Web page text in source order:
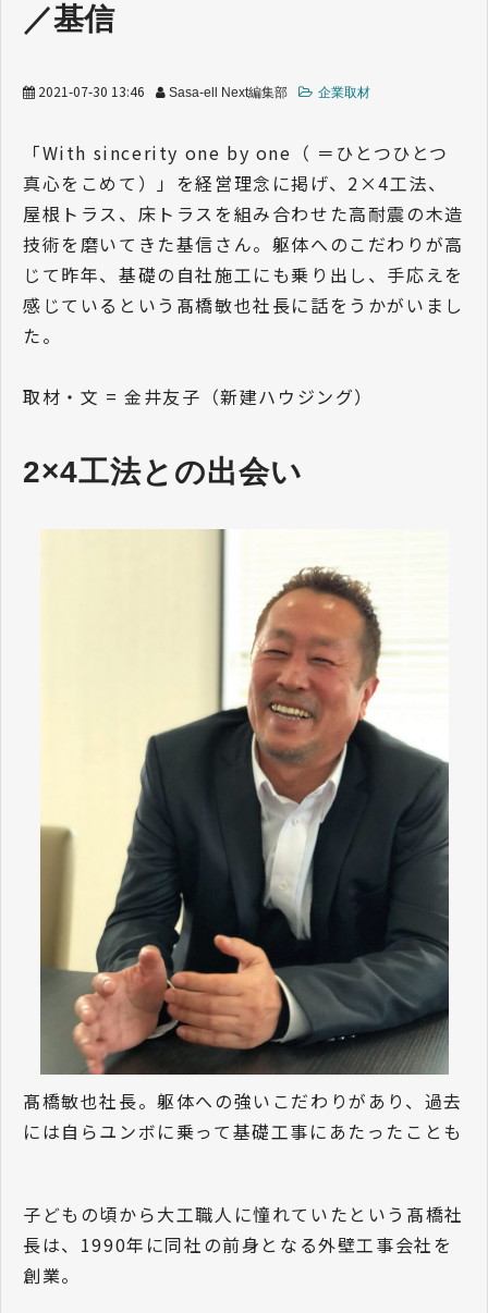
／基信
2021-07-30 13:46 Sasa-ell Next編集部 企業取材
「With sincerity one by one（ ＝ひとつひとつ
真心をこめて）」を経営理念に掲げ、2×4工法、
屋根トラス、床トラスを組み合わせた高耐震の木造
技術を磨いてきた基信さん。躯体へのこだわりが高
じて昨年、基礎の自社施工にも乗り出し、手応えを
感じているという髙橋敏也社長に話をうかがいまし
た。
取材・文 = 金井友子（新建ハウジング）
2×4工法との出会い
子どもの頃から大工職人に憧れていたという髙橋社
長は、1990年に同社の前身となる外壁工事会社を
創業。
髙橋敏也社長。躯体への強いこだわりがあり、過去
には自らユンボに乗って基礎工事にあたったことも